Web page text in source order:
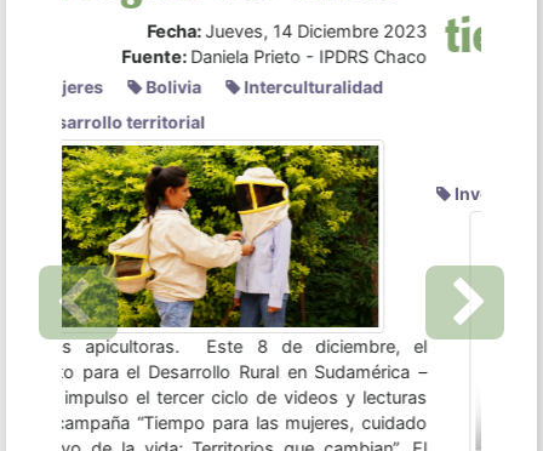
Lunes, 11 Diciembre 2023
Fuente:
IPDRS
Investigación
Tras un proceso de relevamiento de información y
articulación con una serie de organizaciones,
instituciones y colectivos, presentamos un nuevo
Informe Anual sobre Acceso a la tierra y territorio
Previous Next